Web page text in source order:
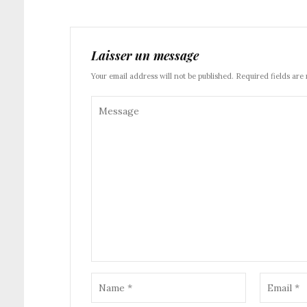
Laisser un message
Your email address will not be published. Required fields are